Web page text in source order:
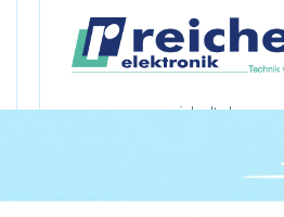
reichelt.de